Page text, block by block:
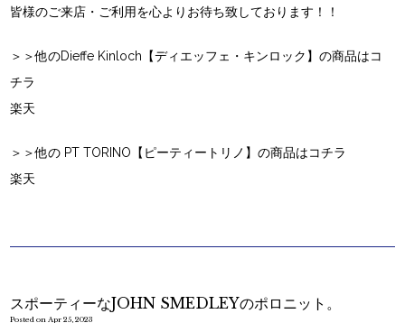
皆様のご来店・ご利用を心よりお待ち致しております！！
＞＞他のDieffe Kinloch【ディエッフェ・キンロック】の商品はコ
チラ
楽天
＞＞他の PT TORINO【ピーティートリノ】の商品はコチラ
楽天
スポーティーなJOHN SMEDLEYのポロニット。
Posted on Apr 25, 2023